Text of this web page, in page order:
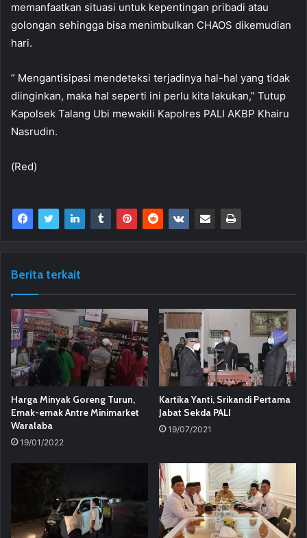
memanfaatkan situasi untuk kepentingan pribadi atau
golongan sehingga bisa menimbulkan CHAOS dikemudian
hari.
” Mengantisipasi mendeteksi terjadinya hal-hal yang tidak
diinginkan, maka hal seperti ini perlu kita lakukan,” Tutup
Kapolsek Talang Ubi mewakili Kapolres PALI AKBP Khairu
Nasrudin.
(Red)
Berita terkait
Harga Minyak Goreng Turun,
Emak-emak Antre Minimarket
Waralaba
19/01/2022
Kartika Yanti, Srikandi Pertama
Jabat Sekda PALI
19/07/2021